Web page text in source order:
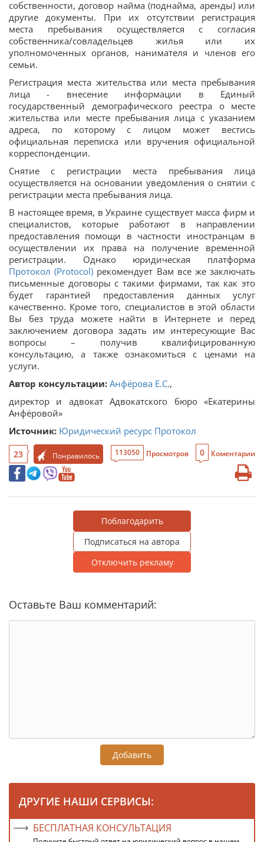
собственности, договор найма (поднайма, аренды) или
другие документы. При их отсутствии регистрация
места пребывания осуществляется с согласия
собственника/совладельцев жилья или их
уполномоченных органов, нанимателя и членов его
семьи.
Регистрация места жительства или места пребывания
лица - внесение информации в Единый
государственный демографического реестра о месте
жительства или месте пребывания лица с указанием
адреса, по которому с лицом может вестись
официальная переписка или вручения официальной
корреспонденции.
Снятие с регистрации места пребывания лица
осуществляется на основании уведомления о снятии с
регистрации места пребывания лица.
В настоящее время, в Украине существует масса фирм и
специалистов, которые работают в направлении
предоставления помощи в частности иностранцам в
осуществлении их права на получение временной
регистрации. Однако юридическая платформа
Протокол (Protocol) рекомендует Вам все же заключать
письменные договоры с такими фирмами, так как это
будет гарантией предоставления данных услуг
качественно. Кроме того, специалистов в этой области
Вы без труда можете найти в Интернете и перед
заключением договора задать им интересующие Вас
вопросы – получив квалифицированную
консультацию, а также ознакомиться с ценами на
услуги.
Автор консультации: Анфёрова Е.С.,
директор и адвокат Адвокатского бюро «Екатерины
Анфёровой»
Источник: Юридический ресурс Протокол
23 Понравилось 113050 Просмотров 0 Коментарии
Поблагодарить
Подписаться на автора
Отключить рекламу
Оставьте Ваш комментарий:
Добавить
ДРУГИЕ НАШИ СЕРВИСЫ:
БЕСПЛАТНАЯ КОНСУЛЬТАЦИЯ